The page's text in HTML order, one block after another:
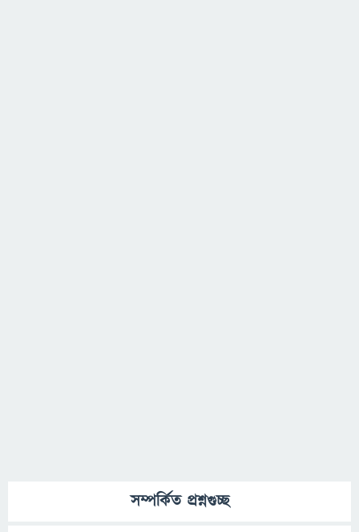
সম্পর্কিত প্রশ্নগুচ্ছ